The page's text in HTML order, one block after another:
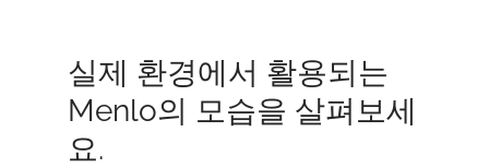
실제 환경에서 활용되는
Menlo의 모습을 살펴보세
요.